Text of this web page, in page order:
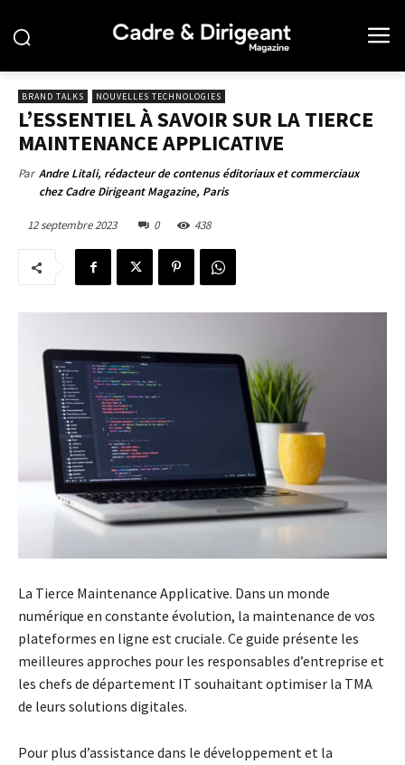
BRAND TALKS NOUVELLES TECHNOLOGIES
L’ESSENTIEL À SAVOIR SUR LA TIERCE
MAINTENANCE APPLICATIVE
Par Andre Litali, rédacteur de contenus éditoriaux et commerciaux
chez Cadre Dirigeant Magazine, Paris
12 septembre 2023 0 438
La Tierce Maintenance Applicative. Dans un monde
numérique en constante évolution, la maintenance de vos
plateformes en ligne est cruciale. Ce guide présente les
meilleures approches pour les responsables d’entreprise et
les chefs de département IT souhaitant optimiser la TMA
de leurs solutions digitales.
Pour plus d’assistance dans le développement et la